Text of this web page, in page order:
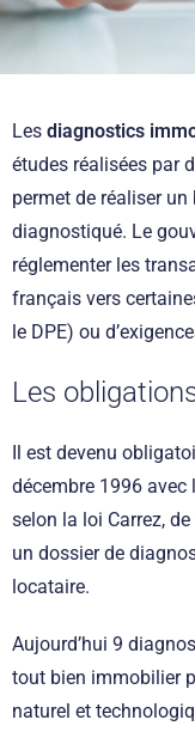
Les diagnostics
études réalisées par
permet de réaliser
diagnostiqué. Le
réglementer les
français vers
le DPE) ou
Les
Il est devenu
décembre 1996 avec
selon la loi Carrez,
un dossier de
locataire.
Aujourd’hui 9
tout bien immobilier
naturel et